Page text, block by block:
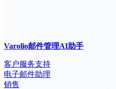
Varolio邮件管理AI助手
客户服务支持
电子邮件助理
销售